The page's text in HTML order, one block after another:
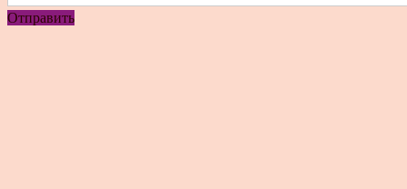
Отправить